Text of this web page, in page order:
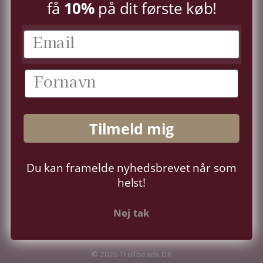
OM OS
Sprog
Dansk
© 2026 Trollbeads DK
få 10%på dit første køb!
Tilmeld mig
Du kan framelde nyhedsbrevet når som
helst!
Nej tak